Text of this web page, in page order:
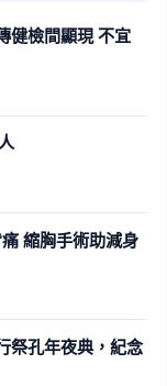
健檢間顯現 不宜
縮胸手術助減身
祭孔年夜典，紀念